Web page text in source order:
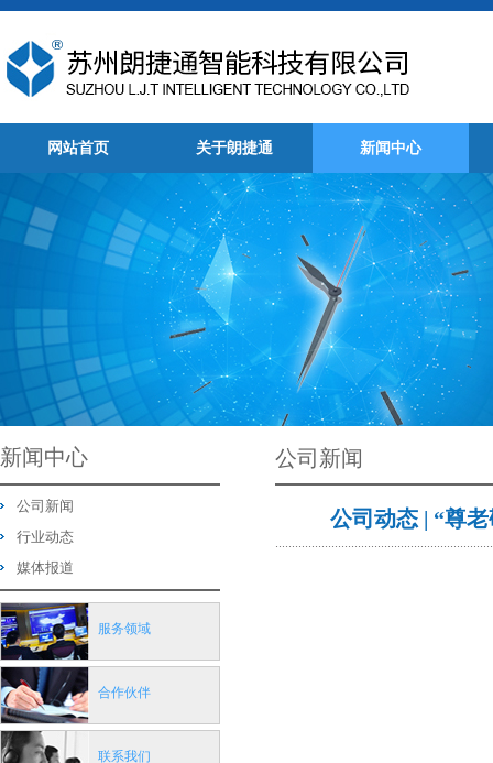
网站首页 关于朗捷通 新闻中心
新闻中心
公司新闻
行业动态
媒体报道
服务领域
合作伙伴
联系我们
公司新闻
公司动态 | “尊